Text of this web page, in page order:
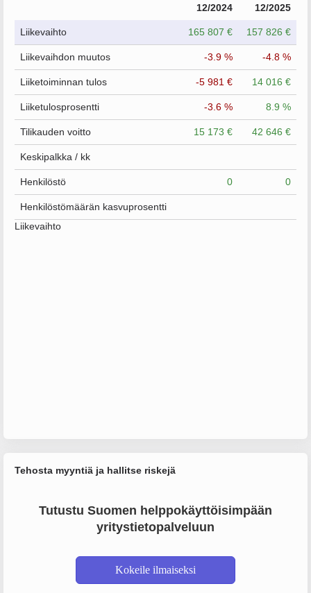
12/2024 12/2025
Liikevaihto 165 807 € 157 826 €
Liikevaihdon muutos -3.9 % -4.8 %
Liiketoiminnan tulos -5 981 € 14 016 €
Liiketulosprosentti -3.6 % 8.9 %
Tilikauden voitto 15 173 € 42 646 €
Keskipalkka / kk
Henkilöstö 0 0
Henkilöstömäärän kasvuprosentti
Liikevaihto
Tehosta myyntiä ja hallitse riskejä
Tutustu Suomen helppokäyttöisimpään
yritystietopalveluun
Kokeile ilmaiseksi